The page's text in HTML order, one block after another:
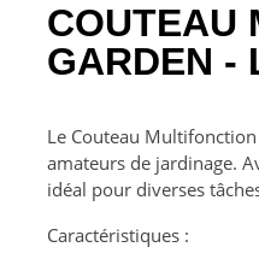
COUTEAU
GARDEN -
Le Couteau
amateurs de jardinage.
idéal pour diverses
Caractéristiques :